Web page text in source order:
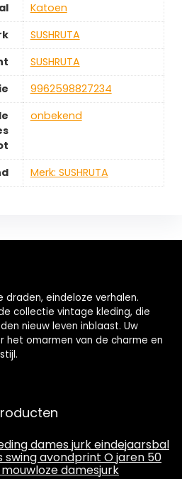
‎Katoen
‎SUSHRUTA
‎SUSHRUTA
‎9962598827234
‎onbekend
Merk: SUSHRUTA
draden, eindeloze verhalen.
collectie vintage kleding, die
nieuw leven inblaast. Uw
het omarmen van de charme en
dames jurk eindejaarsbal
swing avondprint O jaren 50
damesjurk